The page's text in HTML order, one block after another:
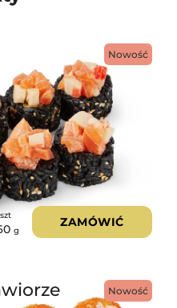
Nowość
szt
g
ZAMÓWIĆ
Nowość